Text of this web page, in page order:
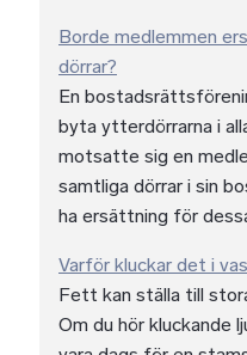
Borde medlemmen
dörrar?
En
byta ytterdörrarna i
motsatte sig en
samtliga dörrar i sin
ha ersättning för
Varför kluckar det i
Fett kan ställa till
Om du hör kluckande